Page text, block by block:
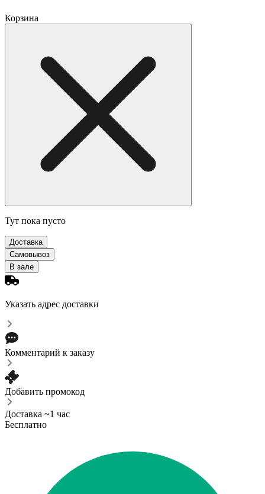
Корзина
Тут пока пусто
Доставка
Самовывоз
В зале
Указать адрес доставки
Комментарий к заказу
Добавить промокод
Доставка ~1 час
Бесплатно